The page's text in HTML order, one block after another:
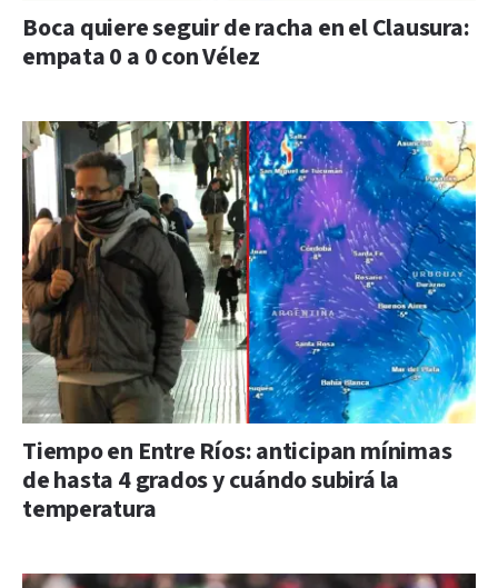
Boca quiere seguir de racha en el Clausura:
empata 0 a 0 con Vélez
Tiempo en Entre Ríos: anticipan mínimas
de hasta 4 grados y cuándo subirá la
temperatura